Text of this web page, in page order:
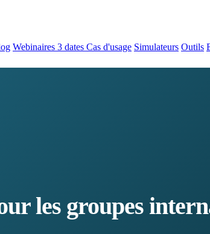
Webinaires 3 dates Cas d'usage Simulateurs Outils
les groupes